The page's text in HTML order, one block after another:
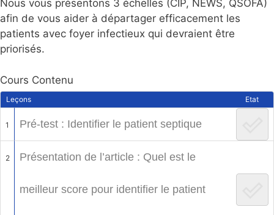
Nous vous présentons 3 échelles (CIP, NEWS, QSOFA)
afin de vous aider à départager efficacement les
patients avec foyer infectieux qui devraient être
priorisés.
Cours Contenu
Leçons Etat
1 Pré-test : Identifier le patient septique
2 Présentation de l’article : Quel est le
meilleur score pour identifier le patient